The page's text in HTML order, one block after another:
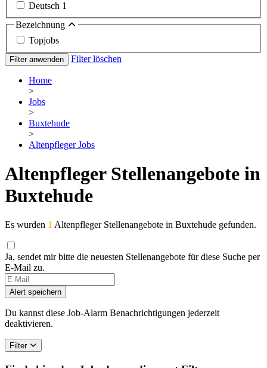
Deutsch 1
Bezeichnung
Topjobs
Filter anwenden Filter löschen
Home
>
Jobs
>
Buxtehude
>
Altenpfleger Jobs
Altenpfleger Stellenangebote in
Buxtehude
Es wurden 1 Altenpfleger Stellenangebote in Buxtehude gefunden.
Ja, sendet mir bitte die neuesten Stellenangebote für diese Suche per
E-Mail zu.
Alert speichern
Du kannst diese Job-Alarm Benachrichtigungen jederzeit
deaktivieren.
Filter